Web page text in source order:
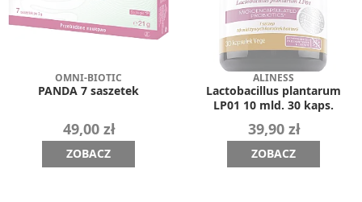
OMNI-BIOTIC
PANDA 7 saszetek
49,00 zł
ZOBACZ
ALINESS
Lactobacillus plantarum
LP01 10 mld. 30 kaps.
39,90 zł
ZOBACZ